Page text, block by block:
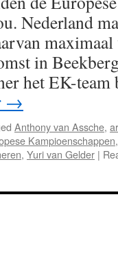
Nederland
in
het EK-team
→
Anthony van Assche,
Kampioenschappen
, Yuri van Gelder |